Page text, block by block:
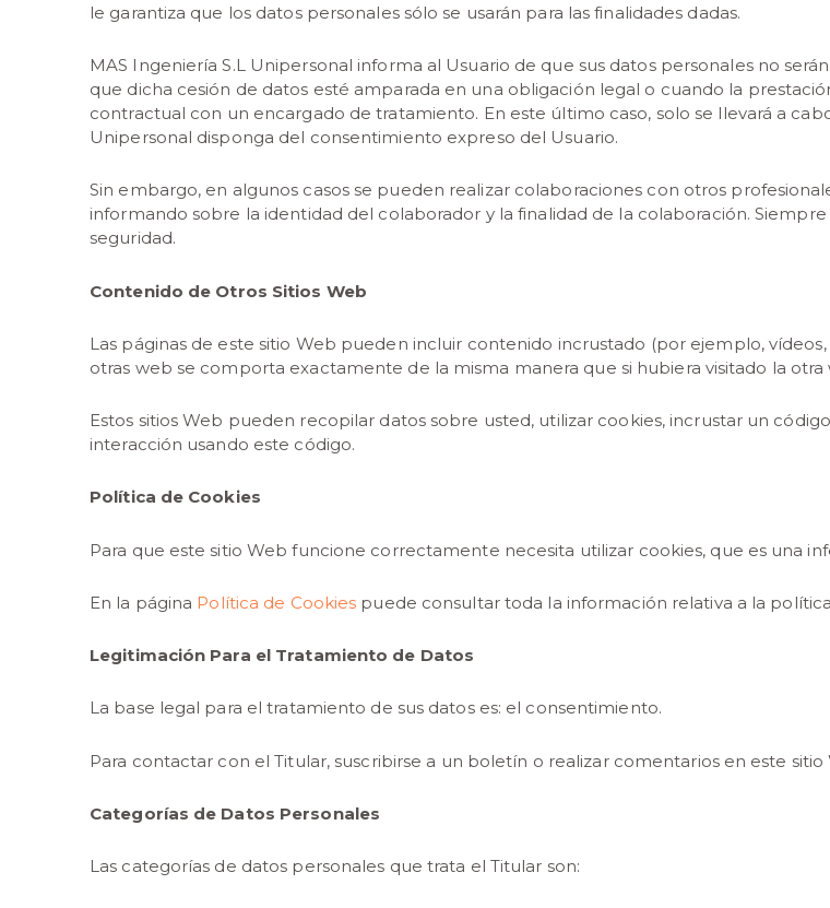
le garantiza que los datos personales sólo se usarán para las finalidades dadas.
MAS Ingeniería S.L Unipersonal informa al Usuario de que sus datos personales no
que dicha cesión de datos esté amparada en una obligación legal o cuando la
contractual con un encargado de tratamiento. En este último caso, solo se llevará a
Unipersonal disponga del consentimiento expreso del Usuario.
Sin embargo, en algunos casos se pueden realizar colaboraciones con otros
informando sobre la identidad del colaborador y la finalidad de la colaboración.
seguridad.
Contenido de Otros Sitios Web
Las páginas de este sitio Web pueden incluir contenido incrustado (por ejemplo,
otras web se comporta exactamente de la misma manera que si hubiera visitado la otra
Estos sitios Web pueden recopilar datos sobre usted, utilizar cookies, incrustar un
interacción usando este código.
Política de Cookies
Para que este sitio Web funcione correctamente necesita utilizar cookies, que es una
En la página Política de Cookies puede consultar toda la información relativa a la
Legitimación Para el Tratamiento de Datos
La base legal para el tratamiento de sus datos es: el consentimiento.
Para contactar con el Titular, suscribirse a un boletín o realizar comentarios en este
Categorías de Datos Personales
Las categorías de datos personales que trata el Titular son: